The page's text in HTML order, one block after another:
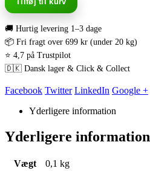
🚚 Hurtig levering 1–3 dage
📦 Fri fragt over 699 kr (under 20 kg)
⭐ 4,7 på Trustpilot
🇩🇰 Dansk lager & Click & Collect
Facebook Twitter LinkedIn Google +
Yderligere information
Yderligere information
Vægt
0,1 kg